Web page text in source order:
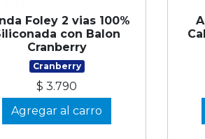
Foley 2 vias 100%
con Balon
Cranberry
Cranberry
$ 3.790
Agregar al carro